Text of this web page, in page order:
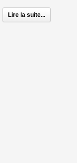
Lire la suite...